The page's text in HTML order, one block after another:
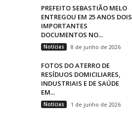
PREFEITO SEBASTIÃO MELO
ENTREGOU EM 25 ANOS DOIS
IMPORTANTES
DOCUMENTOS NO...
Notícias 8 de junho de 2026
FOTOS DO ATERRO DE
RESÍDUOS DOMICILIARES,
INDUSTRIAIS E DE SAÚDE
EM...
Notícias 1 de junho de 2026